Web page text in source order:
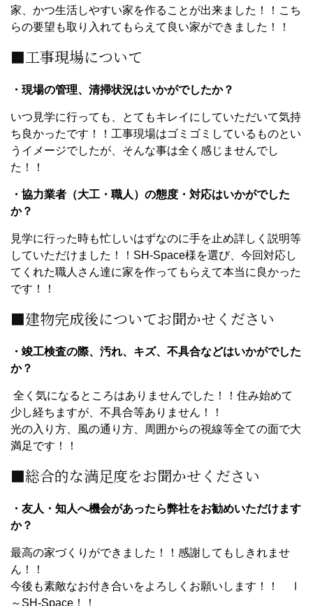
家、かつ生活しやすい家を作ることが出来ました！！こち
らの要望も取り入れてもらえて良い家ができました！！
■工事現場について
・現場の管理、清掃状況はいかがでしたか？
いつ見学に行っても、とてもキレイにしていただいて気持
ち良かったです！！工事現場はゴミゴミしているものとい
うイメージでしたが、そんな事は全く感じませんでし
た！！
・協力業者（大工・職人）の態度・対応はいかがでした
か？
見学に行った時も忙しいはずなのに手を止め詳しく説明等
していただけました！！SH-Space様を選び、今回対応し
てくれた職人さん達に家を作ってもらえて本当に良かった
です！！
■建物完成後についてお聞かせください
・竣工検査の際、汚れ、キズ、不具合などはいかがでした
か？
全く気になるところはありませんでした！！住み始めて
少し経ちますが、不具合等ありません！！
光の入り方、風の通り方、周囲からの視線等全ての面で大
満足です！！
■総合的な満足度をお聞かせください
・友人・知人へ機会があったら弊社をお勧めいただけます
か？
最高の家づくりができました！！感謝してもしきれませ
ん！！
今後も素敵なお付き合いをよろしくお願いします！！ Ⅰ
～SH-Space！！